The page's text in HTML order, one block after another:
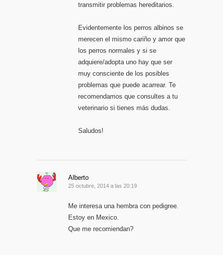
transmitir problemas hereditarios.
Evidentemente los perros albinos se
merecen el mismo cariño y amor que
los perros normales y si se
adquiere/adopta uno hay que ser
muy consciente de los posibles
problemas que puede acarrear. Te
recomendamos que consultes a tu
veterinario si tienes más dudas.
Saludos!
Alberto
25 octubre, 2014 a las 20:19
Me interesa una hembra con pedigree.
Estoy en Mexico.
Que me recomiendan?